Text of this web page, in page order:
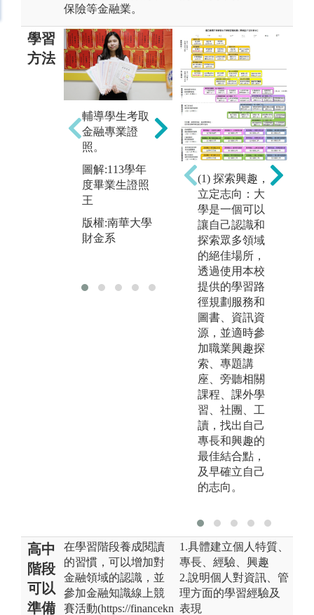
保險等金融業。
學習
方法
輔導學生考取
金融專業證
照。
圖解:113學年
度畢業生證照
王
版權:南華大學
財金系
舉辦企業參
訪，提升學生
學習熱誠。
圖解:台北金融
科技展
版權:南華大學
財金系
(1) 探索興趣，
立定志向：大
學是一個可以
讓自己認識和
探索眾多領域
的絕佳場所，
透過使用本校
提供的學習路
徑規劃服務和
圖書、資訊資
源，並適時參
加職業興趣探
索、專題講
座、旁聽相關
課程、課外學
習、社團、工
讀，找出自己
專長和興趣的
最佳結合點，
及早確立自己
的志向。
高中
階段
可以
準備
在學習階段養成閱讀
的習慣，可以增加對
金融領域的認識，並
參加金融知識線上競
賽活動(https://financekn
1.具體建立個人特質、
專長、經驗、興趣
2.說明個人對資訊、管
理方面的學習經驗及
表現